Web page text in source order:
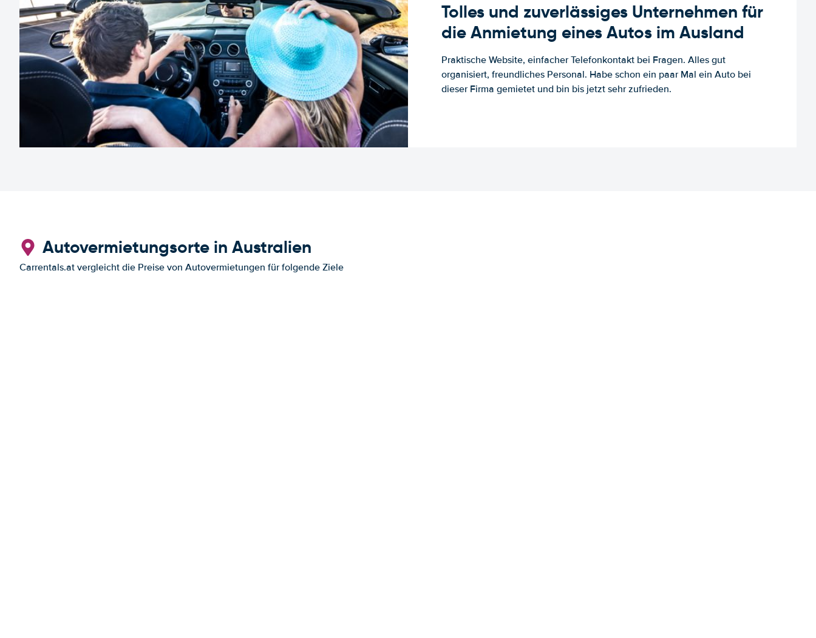
Tolles und zuverlässiges Unternehmen für
die Anmietung eines Autos im Ausland
Praktische Website, einfacher Telefonkontakt bei Fragen. Alles gut
organisiert, freundliches Personal. Habe schon ein paar Mal ein Auto bei
dieser Firma gemietet und bin bis jetzt sehr zufrieden.
Autovermietungsorte in Australien
Carrentals.at vergleicht die Preise von Autovermietungen für folgende Ziele